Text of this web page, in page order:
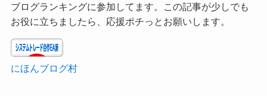
ブログランキングに参加してます。この記事が少しでも
お役に立ちましたら、応援ポチっとお願いします。
にほんブログ村